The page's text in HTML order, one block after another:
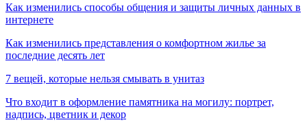
Как изменились способы общения и защиты личных данных в
интернете
Как изменились представления о комфортном жилье за
последние десять лет
7 вещей, которые нельзя смывать в унитаз
Что входит в оформление памятника на могилу: портрет,
надпись, цветник и декор